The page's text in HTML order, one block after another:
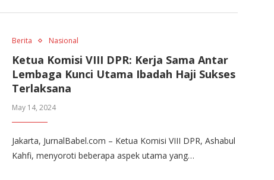
Berita Nasional
Ketua Komisi VIII DPR: Kerja Sama Antar
Lembaga Kunci Utama Ibadah Haji Sukses
Terlaksana
May 14, 2024
Jakarta, JurnalBabel.com – Ketua Komisi VIII DPR, Ashabul
Kahfi, menyoroti beberapa aspek utama yang…